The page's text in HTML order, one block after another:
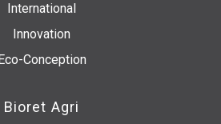
International
Innovation
Eco-Conception
Bioret Agri